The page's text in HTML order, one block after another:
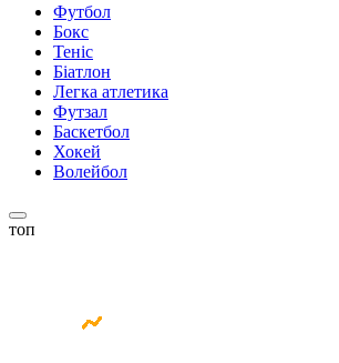
Футбол
Бокс
Теніс
Біатлон
Легка атлетика
Футзал
Баскетбол
Хокей
Волейбол
топ